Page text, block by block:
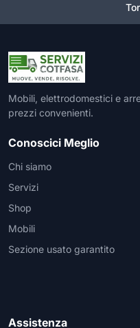
Mobili, elettrodomestici e
prezzi convenienti.
Conoscici Meglio
Chi siamo
Servizi
Shop
Mobili
Sezione usato garantito
Assistenza